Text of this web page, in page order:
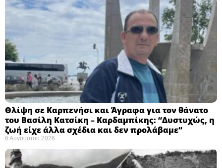
Θλίψη σε Καρπενήσι και Άγραφα για τον θάνατο
του Βασίλη Κατσίκη – Καρδαμπίκης: “Δυστυχώς, η
ζωή είχε άλλα σχέδια και δεν προλάβαμε”
6 Αυγούστου 2026